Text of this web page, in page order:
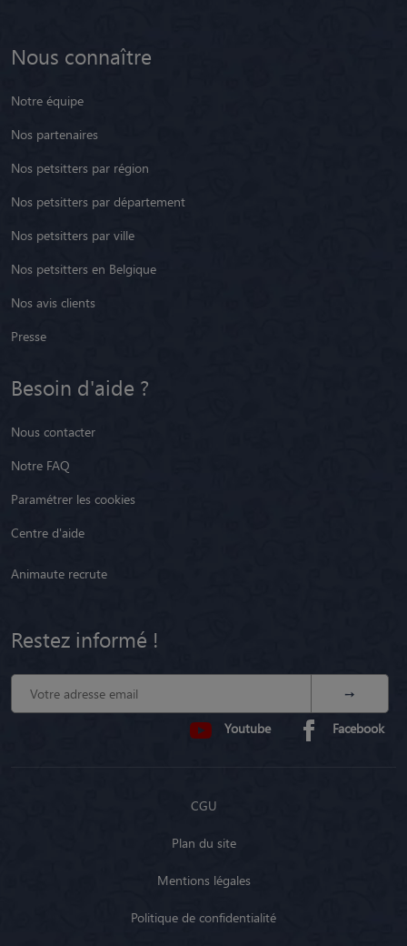
Nous connaître
Notre équipe
Nos partenaires
Nos petsitters par région
Nos petsitters par département
Nos petsitters par ville
Nos petsitters en Belgique
Nos avis clients
Presse
Besoin d'aide ?
Nous contacter
Notre FAQ
Paramétrer les cookies
Centre d'aide
Animaute recrute
Restez informé !
Youtube Facebook
CGU
Plan du site
Mentions légales
Politique de confidentialité